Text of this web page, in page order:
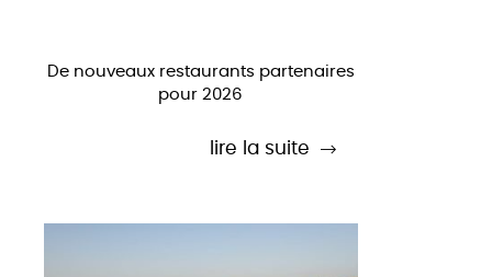
De nouveaux restaurants partenaires
pour 2026
lire la suite